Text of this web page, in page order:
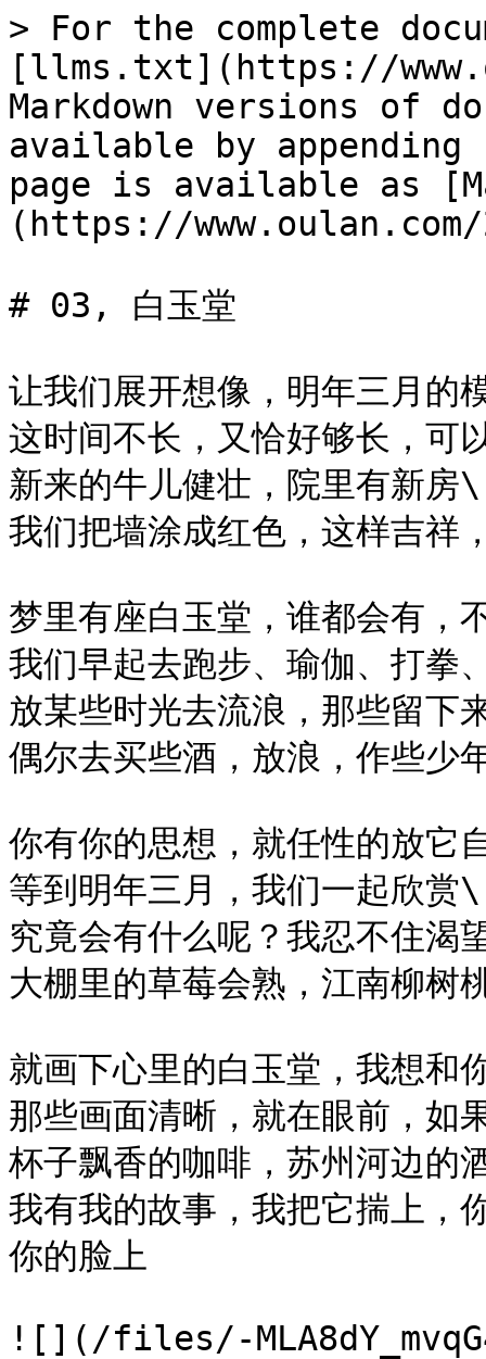
> For the complete
[llms.txt](https://
Markdown versions of
available by
page is available as
(https://
# 03, 白玉堂
让我们展开想像，明年三月的
这时间不长，又恰好够长，可
新来的牛儿健壮，院里有新房\
我们把墙涂成红色，这样吉祥
梦里有座白玉堂，谁都会有，
我们早起去跑步、瑜伽、打拳
放某些时光去流浪，那些留下
偶尔去买些酒，放浪，作些少
你有你的思想，就任性的放它
等到明年三月，我们一起欣赏\
究竟会有什么呢？我忍不住渴
大棚里的草莓会熟，江南柳树
就画下心里的白玉堂，我想和
那些画面清晰，就在眼前，如
杯子飘香的咖啡，苏州河边的
我有我的故事，我把它揣上，
你的脸上